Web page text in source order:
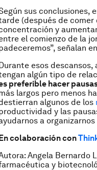
sus conclusiones,
(después de comer
y
el comienzo de la
señalan
esos
algún tipo de
preferible hacer
largos pero menos
algunos de los
y las
a
colaboración con
Angela Bernardo
y